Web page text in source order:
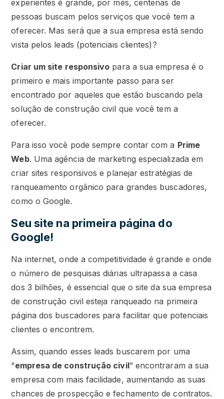
experientes é grande, por mês, centenas de
pessoas buscam pelos serviços que você tem a
oferecer. Mas será que a sua empresa está sendo
vista pelos leads (potenciais clientes)?
Criar um site responsivo para a sua empresa é o
primeiro e mais importante passo para ser
encontrado por aqueles que estão buscando pela
solução de construção civil que você tem a
oferecer.
Para isso você pode sempre contar com a Prime
Web. Uma agência de marketing especializada em
criar sites responsivos e planejar estratégias de
ranqueamento orgânico para grandes buscadores,
como o Google.
Seu site na primeira página do
Google!
Na internet, onde a competitividade é grande e onde
o número de pesquisas diárias ultrapassa a casa
dos 3 bilhões, é essencial que o site da sua empresa
de construção civil esteja ranqueado na primeira
página dos buscadores para facilitar que potenciais
clientes o encontrem.
Assim, quando esses leads buscarem por uma
“empresa de construção civil” encontraram a sua
empresa com mais facilidade, aumentando as suas
chances de prospecção e fechamento de contratos.